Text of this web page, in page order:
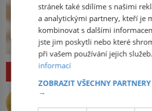
ZAJÍMAVOSTI
Nejlepší úkryt pro
stránek také sdílíme s našimi
a analytickými partnery, kteří je
kombinovat s dalšími
jste jim poskytli nebo které
při vašem používání jejich
informací
ZOBRAZIT VŠECHNY
→